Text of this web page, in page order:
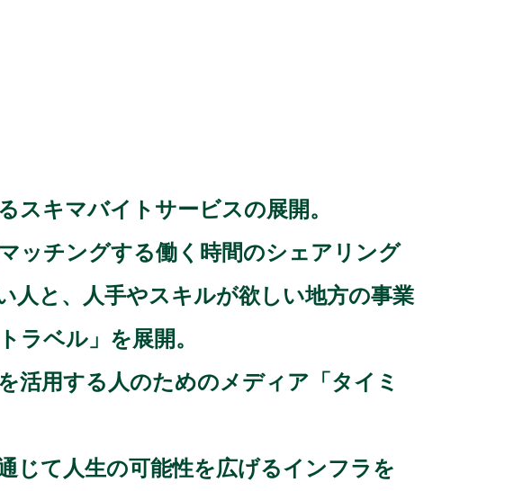
スキマバイトサービスの展開。
ッチングする働く時間のシェアリング
人と、人手やスキルが欲しい地方の事業
ラベル」を展開。
活用する人のためのメディア「タイミ
じて人生の可能性を広げるインフラを